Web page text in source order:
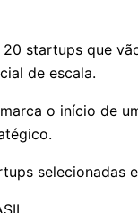
20 startups que
de escala.
o início de
selecionadas